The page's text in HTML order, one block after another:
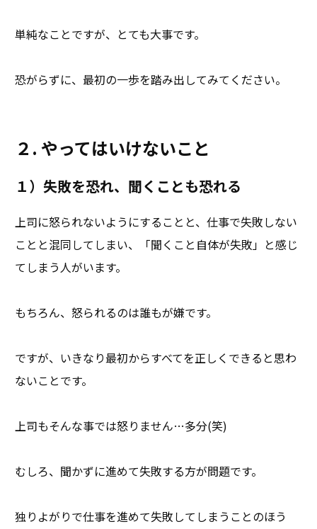
単純なことですが、とても大事です。
恐がらずに、最初の一歩を踏み出してみてください。
２. やってはいけないこと
１）失敗を恐れ、聞くことも恐れる
上司に怒られないようにすることと、仕事で失敗しない
ことと混同してしまい、「聞くこと自体が失敗」と感じ
てしまう人がいます。
もちろん、怒られるのは誰もが嫌です。
ですが、いきなり最初からすべてを正しくできると思わ
ないことです。
上司もそんな事では怒りません…多分(笑)
むしろ、聞かずに進めて失敗する方が問題です。
独りよがりで仕事を進めて失敗してしまうことのほう